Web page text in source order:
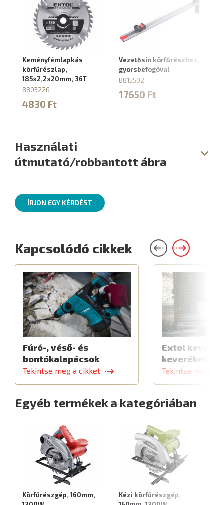
Keményfémlapkás
körfűrészlap,
185x2,2x20mm, 36T
8803226
4830 Ft
Vezetősín körfűrészhez,
gyorsbefogóval
8815502
17650 Ft
Használati
útmutató/robbantott ábra
ÍRJON EGY KÉRDÉST
Kapcsolódó cikkek
Fúró-, véső- és
bontókalapácsok
Tekintse meg a cikket
Extol
Tekintse meg a
Egyéb termékek a kategóriában
Körfűrészgép, 160mm,
Kézi körfűrészgép,